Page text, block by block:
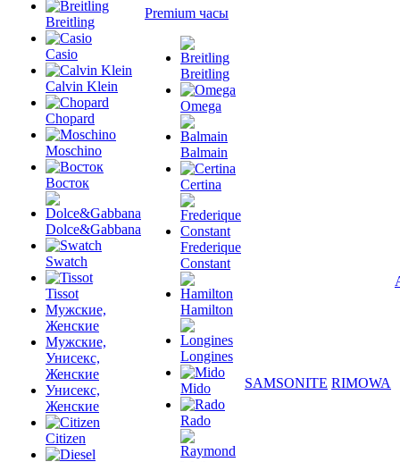
Breitling
Casio
Calvin Klein
Chopard
Moschino
Восток
Dolce&Gabbana
Swatch
Tissot
Мужские,
Женские
Мужские,
Унисекс,
Женские
Унисекс,
Женские
Citizen
Premium часы
Breitling
Omega
Balmain
Certina
Frederique
Constant
Hamilton
Longines
Mido
Rado
SAMSONITE RIMOWA